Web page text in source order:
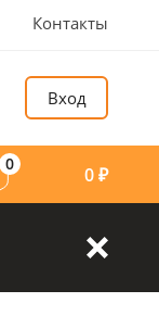
Контакты
Вход
0 0₽